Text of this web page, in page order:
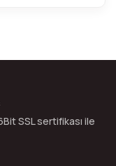
SSL sertifikası ile